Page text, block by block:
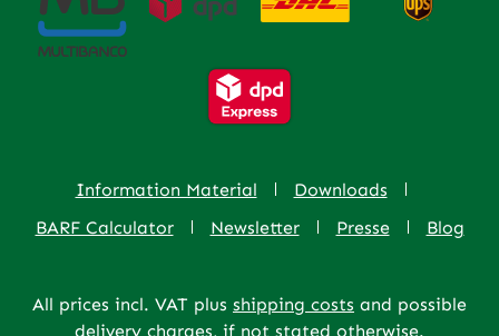
Information Material
Downloads
BARF Calculator
Newsletter Presse Blog
All prices incl. VAT plus shipping costs and possible
delivery charges, if not stated otherwise.